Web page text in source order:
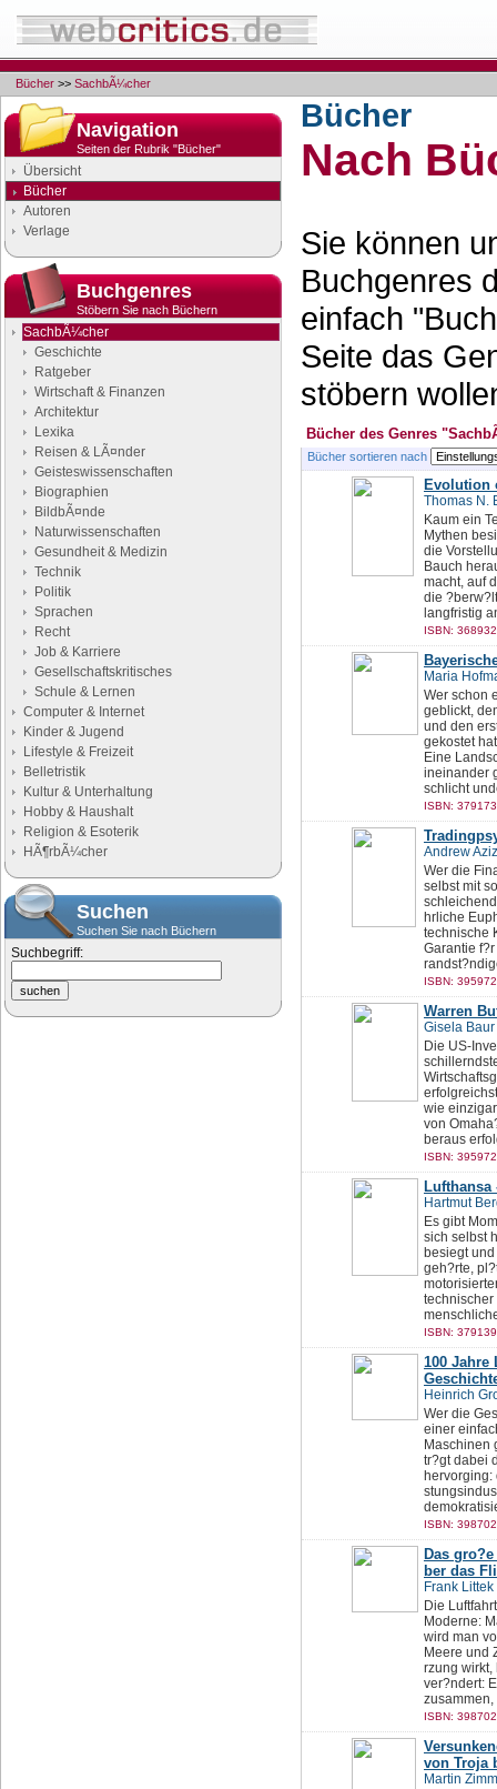
Bücher >> SachbÃ¼cher
Navigation
Seiten der Rubrik "Bücher"
Übersicht
Bücher
Autoren
Verlage
Buchgenres
Stöbern Sie nach Büchern
SachbÃ¼cher
Geschichte
Ratgeber
Wirtschaft & Finanzen
Architektur
Lexika
Reisen & LÃ¤nder
Geisteswissenschaften
Biographien
BildbÃ¤nde
Naturwissenschaften
Gesundheit & Medizin
Technik
Politik
Sprachen
Recht
Job & Karriere
Gesellschaftskritisches
Schule & Lernen
Computer & Internet
Kinder & Jugend
Lifestyle & Freizeit
Belletristik
Kultur & Unterhaltung
Hobby & Haushalt
Religion & Esoterik
HÃ¶rbÃ¼cher
Suchen
Suchen Sie nach Büchern
Suchbegriff:
Bücher
Nach
Sie können
Buchgenres
einfach
Seite das
stöbern
Bücher des Genres
Bücher sortieren nach
Evolution
Thomas N.
Kaum ein
Mythen
die
Bauch
macht, auf
die
langfristig
ISBN:
Maria
Wer schon
geblickt,
und den
gekostet
Eine
ineinander
schlicht
ISBN:
Andrew Aziz
Wer die
selbst mit
hrliche
technische
Garantie
ISBN:
Warren
Gisela Baur
Die US-
wie
von
beraus
ISBN:
Lufthansa
Hartmut
Es gibt
sich selbst
besiegt
geh?rte,
ISBN:
100 Jahre
Heinrich
Wer die
einer
Maschinen
tr?gt dabei
ISBN:
Das
ber das
Frank Littek
Die
Moderne:
wird man
Meere und
rzung wirkt,
ver?ndert:
ISBN:
von Troja
Martin